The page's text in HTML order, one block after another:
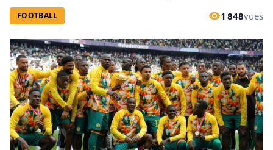
FOOTBALL 1 848vues